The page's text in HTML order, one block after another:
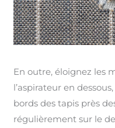
En outre, éloignez les
l’aspirateur en
bords des tapis près
régulièrement sur le